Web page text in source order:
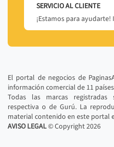
SERVICIO AL CLIENTE
¡Estamos para ayudarte!
El portal de negocios de
información comercial de 11
Todas las marcas
respectiva o de Gurú. La
material contenido en este portal
AVISO LEGAL© Copyright2026